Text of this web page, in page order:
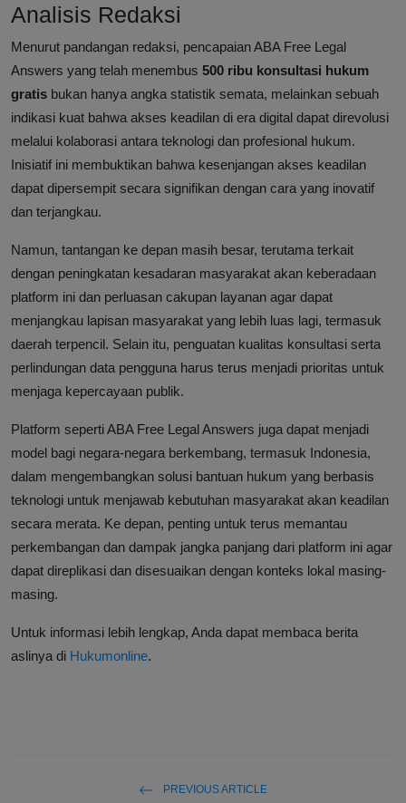
Analisis Redaksi
Menurut pandangan redaksi, pencapaian ABA Free Legal
Answers yang telah menembus 500 ribu konsultasi hukum
gratis bukan hanya angka statistik semata, melainkan sebuah
indikasi kuat bahwa akses keadilan di era digital dapat direvolusi
melalui kolaborasi antara teknologi dan profesional hukum.
Inisiatif ini membuktikan bahwa kesenjangan akses keadilan
dapat dipersempit secara signifikan dengan cara yang inovatif
dan terjangkau.
Namun, tantangan ke depan masih besar, terutama terkait
dengan peningkatan kesadaran masyarakat akan keberadaan
platform ini dan perluasan cakupan layanan agar dapat
menjangkau lapisan masyarakat yang lebih luas lagi, termasuk
daerah terpencil. Selain itu, penguatan kualitas konsultasi serta
perlindungan data pengguna harus terus menjadi prioritas untuk
menjaga kepercayaan publik.
Platform seperti ABA Free Legal Answers juga dapat menjadi
model bagi negara-negara berkembang, termasuk Indonesia,
dalam mengembangkan solusi bantuan hukum yang berbasis
teknologi untuk menjawab kebutuhan masyarakat akan keadilan
secara merata. Ke depan, penting untuk terus memantau
perkembangan dan dampak jangka panjang dari platform ini agar
dapat direplikasi dan disesuaikan dengan konteks lokal masing-
masing.
Untuk informasi lebih lengkap, Anda dapat membaca berita
aslinya di Hukumonline.
PREVIOUS ARTICLE